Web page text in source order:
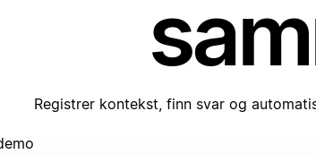
Registrer kontekst, finn svar og